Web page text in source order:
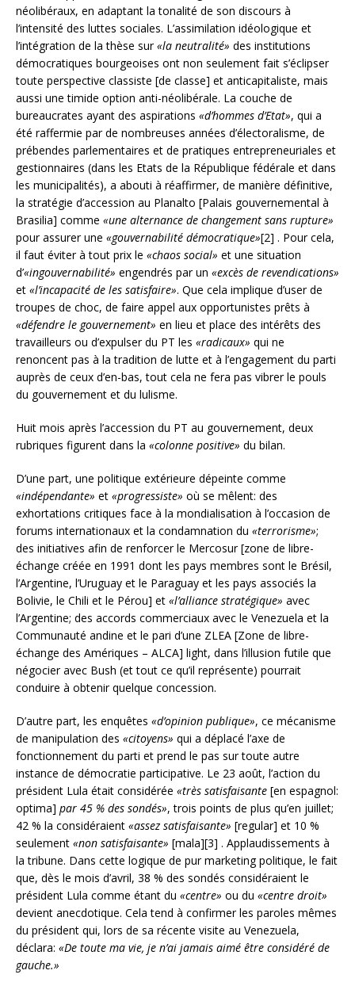
néolibéraux, en adaptant la tonalité de son discours à
l’intensité des luttes sociales. L’assimilation idéologique et
l’intégration de la thèse sur«la neutralité» des institutions
démocratiques bourgeoises ont non seulement fait s’éclipser
toute perspective classiste [de classe] et anticapitaliste, mais
aussi une timide option anti-néolibérale. La couche de
bureaucrates ayant des aspirations «d’hommes d’Etat», qui a
été raffermie par de nombreuses années d’électoralisme, de
prébendes parlementaires et de pratiques entrepreneuriales et
gestionnaires (dans les Etats de la République fédérale et dans
les municipalités), a abouti à réaffirmer, de manière définitive,
la stratégie d’accession au Planalto [Palais gouvernemental à
Brasilia] comme «une alternance de changement sans rupture»
pour assurer une «gouvernabilité démocratique»[2] . Pour cela,
il faut éviter à tout prix le «chaos social» et une situation
d’«ingouvernabilité» engendrés par un «excès de revendications»
et «l’incapacité de les satisfaire». Que cela implique d’user de
troupes de choc, de faire appel aux opportunistes prêts à
«défendre le gouvernement» en lieu et place des intérêts des
travailleurs ou d’expulser du PT les «radicaux» qui ne
renoncent pas à la tradition de lutte et à l’engagement du parti
auprès de ceux d’en-bas, tout cela ne fera pas vibrer le pouls
du gouvernement et du lulisme.
Huit mois après l’accession du PT au gouvernement, deux
rubriques figurent dans la «colonne positive» du bilan.
D’une part, une politique extérieure dépeinte comme
«indépendante» et «progressiste» où se mêlent: des
exhortations critiques face à la mondialisation à l’occasion de
forums internationaux et la condamnation du «terrorisme»;
des initiatives afin de renforcer le Mercosur [zone de libre-
échange créée en 1991 dont les pays membres sont le Brésil,
l’Argentine, l’Uruguay et le Paraguay et les pays associés la
Bolivie, le Chili et le Pérou] et «l’alliance stratégique» avec
l’Argentine; des accords commerciaux avec le Venezuela et la
Communauté andine et le pari d’une ZLEA [Zone de libre-
échange des Amériques – ALCA] light, dans l’illusion futile que
négocier avec Bush (et tout ce qu’il représente) pourrait
conduire à obtenir quelque concession.
D’autre part, les enquêtes «d’opinion publique», ce mécanisme
de manipulation des «citoyens» qui a déplacé l’axe de
fonctionnement du parti et prend le pas sur toute autre
instance de démocratie participative. Le 23 août, l’action du
président Lula était considérée «très satisfaisante [en espagnol:
optima] par 45 % des sondés», trois points de plus qu’en juillet;
42 % la considéraient «assez satisfaisante» [regular] et 10 %
seulement «non satisfaisante» [mala][3] . Applaudissements à
la tribune. Dans cette logique de pur marketing politique, le fait
que, dès le mois d’avril, 38 % des sondés considéraient le
président Lula comme étant du «centre» ou du «centre droit»
devient anecdotique. Cela tend à confirmer les paroles mêmes
du président qui, lors de sa récente visite au Venezuela,
déclara: «De toute ma vie, je n’ai jamais aimé être considéré de
gauche.»